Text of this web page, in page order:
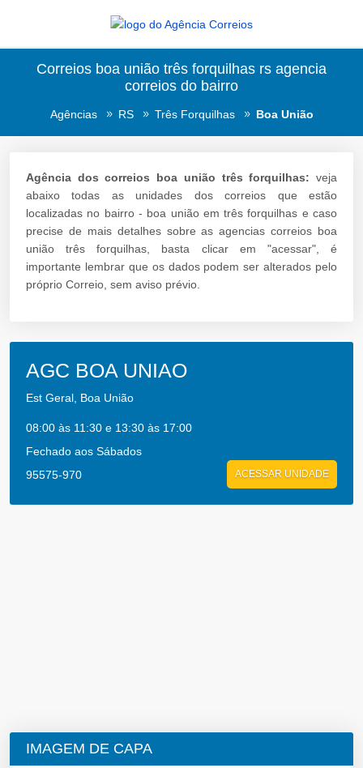
Correios boa união três forquilhas rs agencia
correios do bairro
Agências RS Três Forquilhas Boa União
Agência dos correios boa união três forquilhas: veja
abaixo todas as unidades dos correios que estão
localizadas no bairro - boa união em três forquilhas e caso
precise de mais detalhes sobre as agencias correios boa
união três forquilhas, basta clicar em "acessar", é
importante lembrar que os dados podem ser alterados pelo
próprio Correio, sem aviso prévio.
AGC BOA UNIAO
Est Geral, Boa União
08:00 às 11:30 e 13:30 às 17:00
Fechado aos Sábados
95575-970
ACESSAR UNIDADE
IMAGEM DE CAPA